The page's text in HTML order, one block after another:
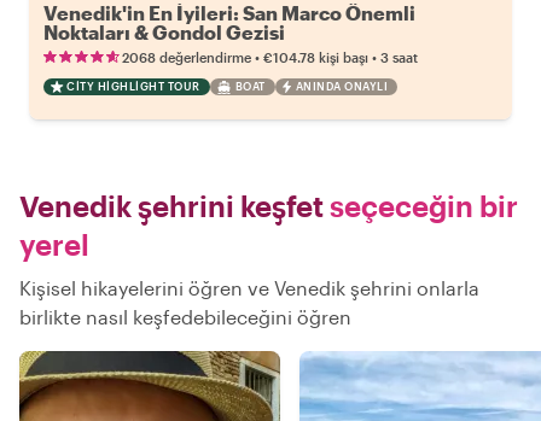
Venedik'in En İyileri: San Marco Önemli
Noktaları & Gondol Gezisi
2068 değerlendirme • €104.78 kişi başı • 3 saat
CITY HIGHLIGHT TOUR BOAT ANINDA ONAYLI
Venedik şehrini keşfetseçeceğin bir
yerel
Kişisel hikayelerini öğren ve Venedik şehrini onlarla
birlikte nasıl keşfedebileceğini öğren